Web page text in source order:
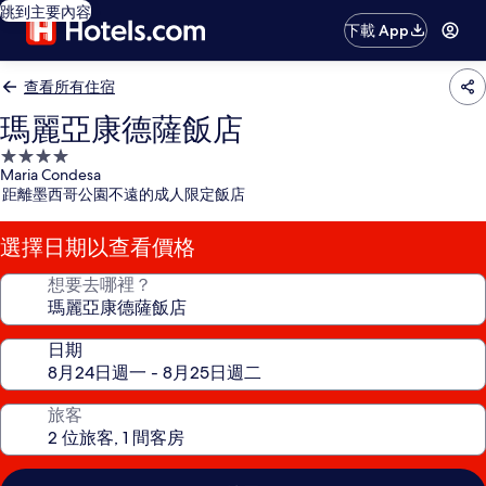
跳到主要內容
下載 App
查看所有住宿
瑪麗亞康德薩飯店
4.0
星
級
住
宿
Maria Condesa
距離墨西哥公園不遠的成人限定飯店
選擇日期以查看價格
想要去哪裡？
日期
旅客